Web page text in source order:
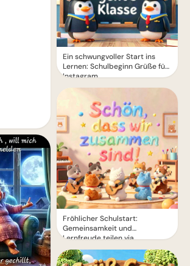
Ein schwungvoller Start ins
Lernen: Schulbeginn Grüße für
Instagram
Fröhlicher Schulstart:
Gemeinsamkeit und
Lernfreude teilen via
WhatsApp!